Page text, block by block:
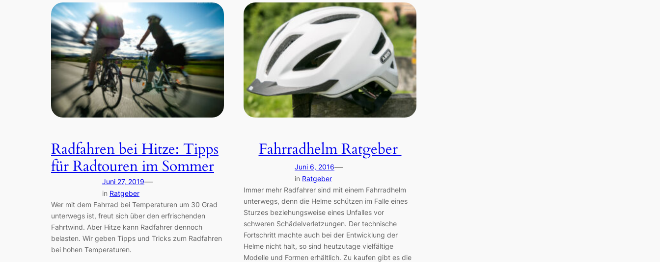
Radfahren bei Hitze: Tipps
für Radtouren im Sommer
Juni 27, 2019—
in Ratgeber
Wer mit dem Fahrrad bei Temperaturen um 30 Grad
unterwegs ist, freut sich über den erfrischenden
Fahrtwind. Aber Hitze kann Radfahrer dennoch
belasten. Wir geben Tipps und Tricks zum Radfahren
bei hohen Temperaturen.
Fahrradhelm Ratgeber
Juni 6, 2016—
in Ratgeber
Immer mehr Radfahrer sind mit einem Fahrradhelm
unterwegs, denn die Helme schützen im Falle eines
Sturzes beziehungsweise eines Unfalles vor
schweren Schädelverletzungen. Der technische
Fortschritt machte auch bei der Entwicklung der
Helme nicht halt, so sind heutzutage vielfältige
Modelle und Formen erhältlich. Zu kaufen gibt es die